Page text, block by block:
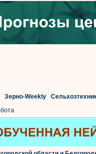
Зерно-Weekly